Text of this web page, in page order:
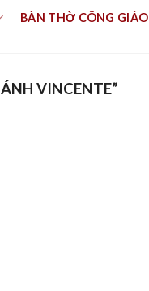
BÀN THỜ CÔNG GIÁO
VINCENTE”